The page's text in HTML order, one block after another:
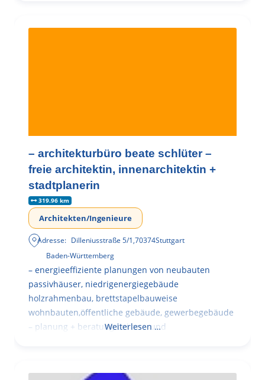
– architekturbüro beate schlüter –
freie architektin, innenarchitektin +
stadtplanerin
319.96 km
Architekten/Ingenieure
Adresse: Dilleniusstraße 5/1,70374Stuttgart
Baden-Württemberg
– energieeffiziente planungen von neubauten
passivhäuser, niedrigenergiegebäude
holzrahmenbau, brettstapelbauweise
wohnbauten,öffentliche gebäude, gewerbegebäude
– planung + beratung bei an – und
Weiterlesen …